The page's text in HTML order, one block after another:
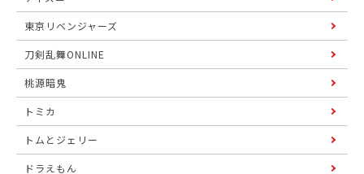
東京リベンジャーズ
刀剣乱舞ONLINE
桃源暗鬼
トミカ
トムとジェリー
ドラえもん